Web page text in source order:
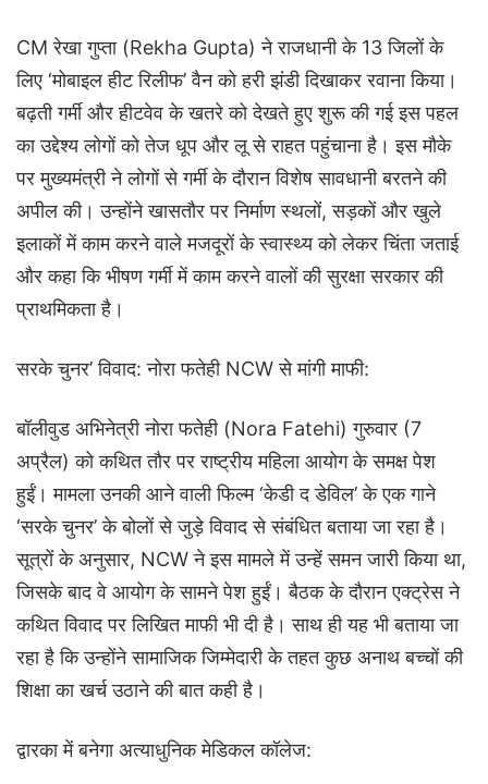
CM रेखा गुप्ता (Rekha Gupta) ने राजधानी के 13 जिलों के
लिए ‘मोबाइल हीट रिलीफ’ वैन को हरी झंडी दिखाकर रवाना किया।
बढ़ती गर्मी और हीटवेव के खतरे को देखते हुए शुरू की गई इस पहल
का उद्देश्य लोगों को तेज धूप और लू से राहत पहुंचाना है। इस मौके
पर मुख्यमंत्री ने लोगों से गर्मी के दौरान विशेष सावधानी बरतने की
अपील की। उन्होंने खासतौर पर निर्माण स्थलों, सड़कों और खुले
इलाकों में काम करने वाले मजदूरों के स्वास्थ्य को लेकर चिंता जताई
और कहा कि भीषण गर्मी में काम करने वालों की सुरक्षा सरकार की
प्राथमिकता है।
सरके चुनर’ विवाद: नोरा फतेही NCW से मांगी माफी:
बॉलीवुड अभिनेत्री नोरा फतेही (Nora Fatehi) गुरुवार (7
अप्रैल) को कथित तौर पर राष्ट्रीय महिला आयोग के समक्ष पेश
हुईं। मामला उनकी आने वाली फिल्म ‘केडी द डेविल’ के एक गाने
‘सरके चुनर’ के बोलों से जुड़े विवाद से संबंधित बताया जा रहा है।
सूत्रों के अनुसार, NCW ने इस मामले में उन्हें समन जारी किया था,
जिसके बाद वे आयोग के सामने पेश हुईं। बैठक के दौरान एक्ट्रेस ने
कथित विवाद पर लिखित माफी भी दी है। साथ ही यह भी बताया जा
रहा है कि उन्होंने सामाजिक जिम्मेदारी के तहत कुछ अनाथ बच्चों की
शिक्षा का खर्च उठाने की बात कही है।
द्वारका में बनेगा अत्याधुनिक मेडिकल कॉलेज: